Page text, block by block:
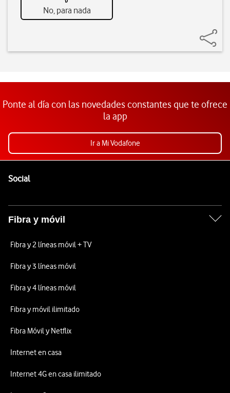
No, para nada
Ponte al día con las novedades constantes que te ofrece
la app
Ir a Mi Vodafone
SocialEnlaces a las redes sociales de Vodafone
Fibra y móvil
Fibra y 2 líneas móvil + TV
Fibra y 3 líneas móvil
Fibra y 4 líneas móvil
Fibra y móvil ilimitado
Fibra Móvil y Netflix
Internet en casa
Internet 4G en casa ilimitado